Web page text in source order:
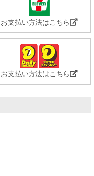
お支払い方法はこちら
お支払い方法はこちら